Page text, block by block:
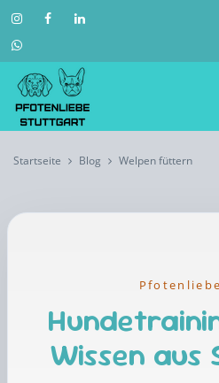
Startseite Blog Welpen füttern
Wissen